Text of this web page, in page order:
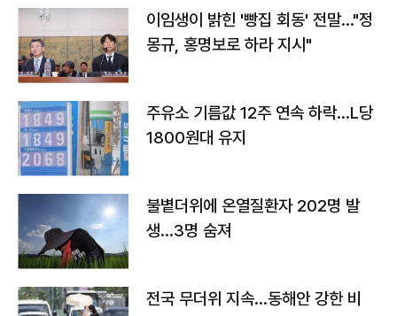
이임생이 밝힌 '빵집 회동' 전말…"정
몽규, 홍명보로 하라 지시"
주유소 기름값 12주 연속 하락…L당
1800원대 유지
불볕더위에 온열질환자 202명 발
생…3명 숨져
전국 무더위 지속…동해안 강한 비